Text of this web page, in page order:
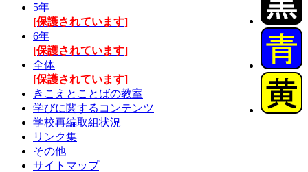
5年
[保護されています]
6年
[保護されています]
全体
[保護されています]
きこえとことばの教室
学びに関するコンテンツ
学校再編取組状況
リンク集
その他
サイトマップ